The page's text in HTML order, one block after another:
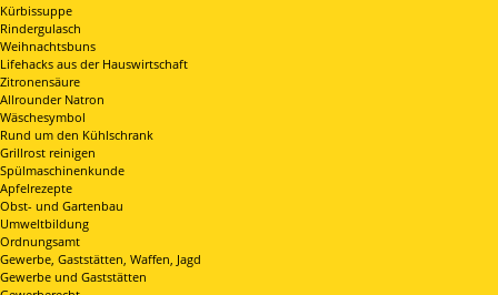
Kürbissuppe
Rindergulasch
Weihnachtsbuns
Lifehacks aus der Hauswirtschaft
Zitronensäure
Allrounder Natron
Wäschesymbol
Rund um den Kühlschrank
Grillrost reinigen
Spülmaschinenkunde
Apfelrezepte
Obst- und Gartenbau
Umweltbildung
Ordnungsamt
Gewerbe, Gaststätten, Waffen, Jagd
Gewerbe und Gaststätten